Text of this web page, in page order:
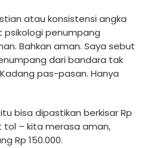
atau konsistensi angka
penumpang
Bahkan aman. Saya sebut
dari bandara tak
pas-pasan. Hanya
bisa dipastikan berkisar Rp
tol – kita merasa aman,
Rp 150.000.